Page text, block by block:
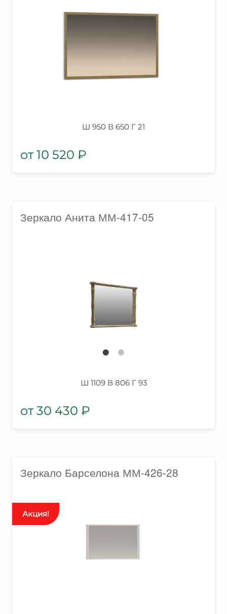
Ш 950 В 650 Г 21
10 520 ₽
Зеркало Анита ММ-417-05
Ш 1109 В 806 Г 93
30 430 ₽
Зеркало Барселона ММ-426-28